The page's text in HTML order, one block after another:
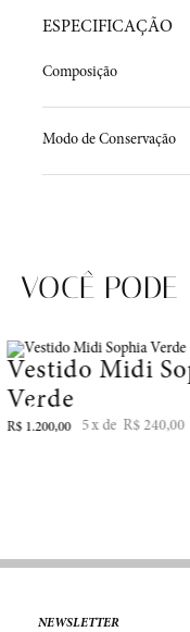
ESPECIFICAÇÃO
Composição
Modo de Conservação
VOCÊ PODE
Vestido Midi
Verde
R$ 1.200,00 5 R$ 240,00
NEWSLETTER